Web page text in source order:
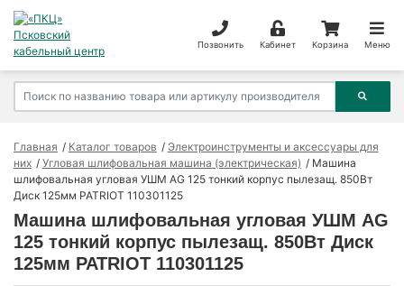
Позвонить Кабинет Корзина Меню
Главная Каталог товаров
Электроинструменты и аксессуары для
них
Угловая шлифовальная машина (электрическая)
Машина
шлифовальная угловая УШМ AG 125 тонкий корпус пылезащ. 850Вт
Диск 125мм PATRIOT 110301125
Машина шлифовальная угловая УШМ AG
125 тонкий корпус пылезащ. 850Вт Диск
125мм PATRIOT 110301125